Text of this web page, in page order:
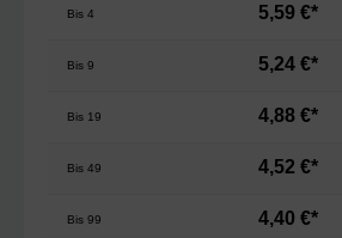
Bis 4 5,59 €*
Bis 9 5,24 €*
Bis 19 4,88 €*
Bis 49 4,52 €*
Bis 99 4,40 €*